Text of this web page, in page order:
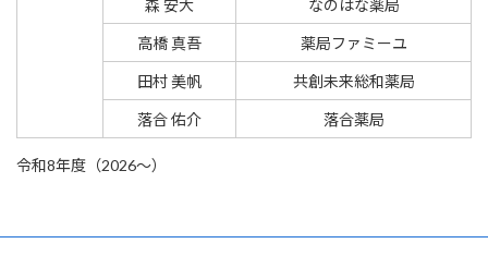
森 安大 なのはな薬局
高橋 真吾 薬局ファミーユ
田村 美帆 共創未来総和薬局
落合 佑介 落合薬局
令和8年度（2026～）